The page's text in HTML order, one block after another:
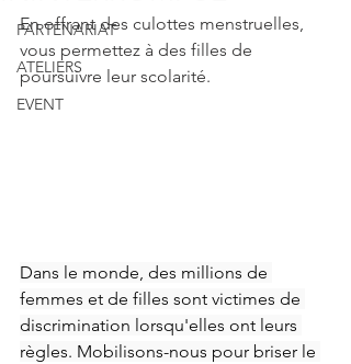
PARTENARIAT
ATELIERS
EVENT
En offrant des culottes menstruelles,
vous permettez à des filles de
poursuivre leur scolarité.
Dans le monde, des millions de
femmes et de filles sont victimes de
discrimination lorsqu'elles ont leurs
règles. Mobilisons-nous pour briser le